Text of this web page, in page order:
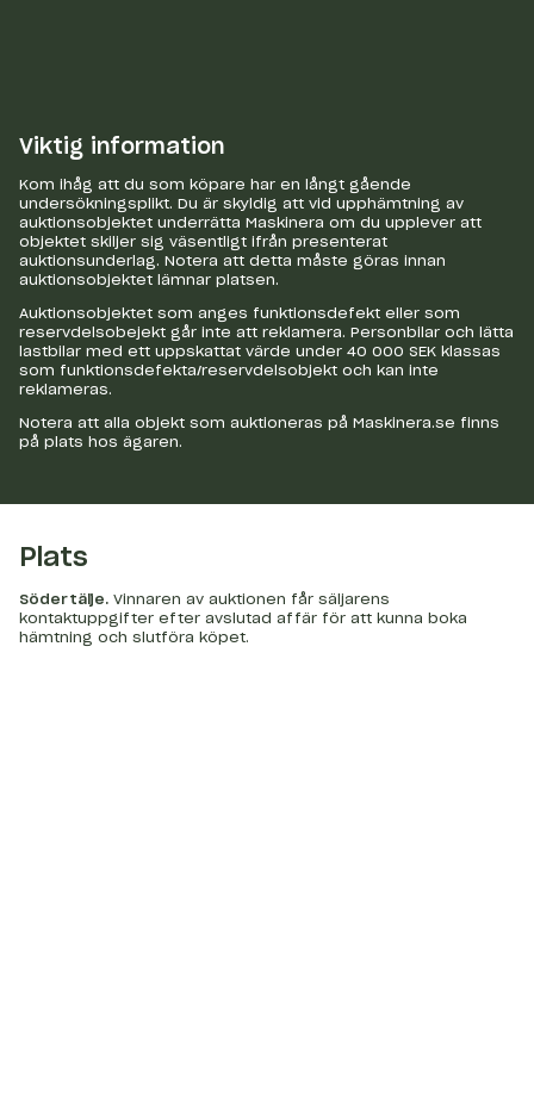
Viktig information
Kom ihåg att du som köpare har en långt gående
undersökningsplikt. Du är skyldig att vid upphämtning av
auktionsobjektet underrätta Maskinera om du upplever att
objektet skiljer sig väsentligt ifrån presenterat
auktionsunderlag. Notera att detta måste göras innan
auktionsobjektet lämnar platsen.
Auktionsobjektet som anges funktionsdefekt eller som
reservdelsobejekt går inte att reklamera. Personbilar och lätta
lastbilar med ett uppskattat värde under 40 000 SEK klassas
som funktionsdefekta/reservdelsobjekt och kan inte
reklameras.
Notera att alla objekt som auktioneras på Maskinera.se finns
på plats hos ägaren.
Plats
Södertälje. Vinnaren av auktionen får säljarens
kontaktuppgifter efter avslutad affär för att kunna boka
hämtning och slutföra köpet.